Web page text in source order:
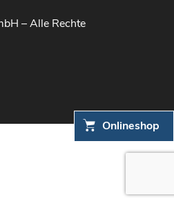
Onlineshop
– Alle Rechte